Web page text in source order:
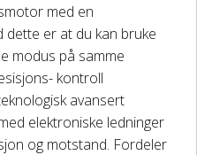
med en
dette er at du kan bruke
modus på samme
kontroll
avansert
elektroniske ledninger
og motstand. Fordeler